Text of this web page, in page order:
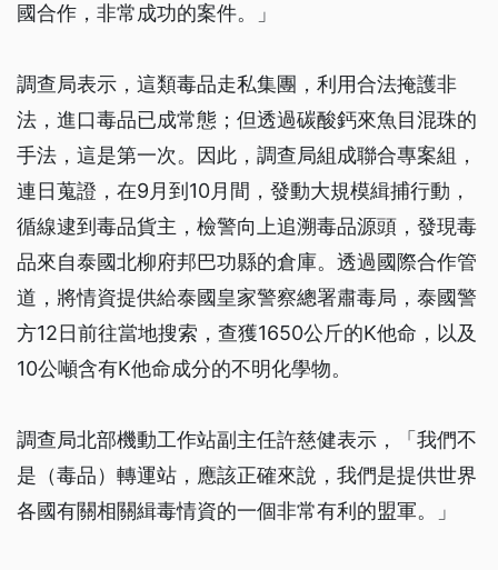
國合作，非常成功的案件。」
調查局表示，這類毒品走私集團，利用合法掩護非
法，進口毒品已成常態；但透過碳酸鈣來魚目混珠的
手法，這是第一次。因此，調查局組成聯合專案組，
連日蒐證，在9月到10月間，發動大規模緝捕行動，
循線逮到毒品貨主，檢警向上追溯毒品源頭，發現毒
品來自泰國北柳府邦巴功縣的倉庫。透過國際合作管
道，將情資提供給泰國皇家警察總署肅毒局，泰國警
方12日前往當地搜索，查獲1650公斤的K他命，以及
10公噸含有K他命成分的不明化學物。
調查局北部機動工作站副主任許慈健表示，「我們不
是（毒品）轉運站，應該正確來說，我們是提供世界
各國有關相關緝毒情資的一個非常有利的盟軍。」